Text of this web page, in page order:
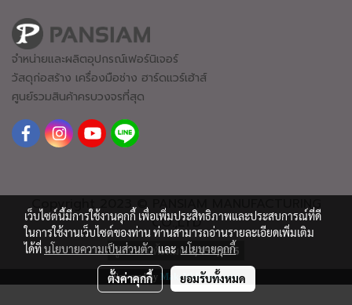
จำหน่ายและผลิตอุปกรณ์เฟอร์นิเจอร์
วัสดุก่อสร้าง เครื่องมือช่าง ฮาร์ดแวร์เฮ้าส์
ศูนย์รวมสินค้าครบวงจรที่สุด
Copyright 2023 © PANSIAM MANUFACTURING
CO.,LTD
ผู้เข้าชมทั้งหมด 2,451,416
Powered by MakeWebEasy.com
เว็บไซต์นี้มีการใช้งานคุกกี้ เพื่อเพิ่มประสิทธิภาพและประสบการณ์ที่ดี
ในการใช้งานเว็บไซต์ของท่าน ท่านสามารถอ่านรายละเอียดเพิ่มเติม
ได้ที่นโยบายความเป็นส่วนตัวและนโยบายคุกกี้
ตั้งค่าคุกกี้ ยอมรับทั้งหมด